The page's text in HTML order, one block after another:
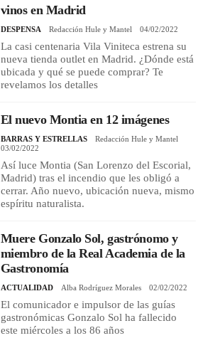
vinos en Madrid
DESPENSA Redacción Hule y Mantel 04/02/2022
La casi centenaria Vila Viniteca estrena su
nueva tienda outlet en Madrid. ¿Dónde está
ubicada y qué se puede comprar? Te
revelamos los detalles
El nuevo Montia en 12 imágenes
BARRAS Y ESTRELLAS
Redacción Hule y Mantel
03/02/2022
Así luce Montia (San Lorenzo del Escorial,
Madrid) tras el incendio que les obligó a
cerrar. Año nuevo, ubicación nueva, mismo
espíritu naturalista.
Muere Gonzalo Sol, gastrónomo y
miembro de la Real Academia de la
Gastronomía
ACTUALIDAD Alba Rodríguez Morales 02/02/2022
El comunicador e impulsor de las guías
gastronómicas Gonzalo Sol ha fallecido
este miércoles a los 86 años